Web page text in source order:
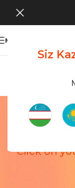
Siz
MENU
Click on